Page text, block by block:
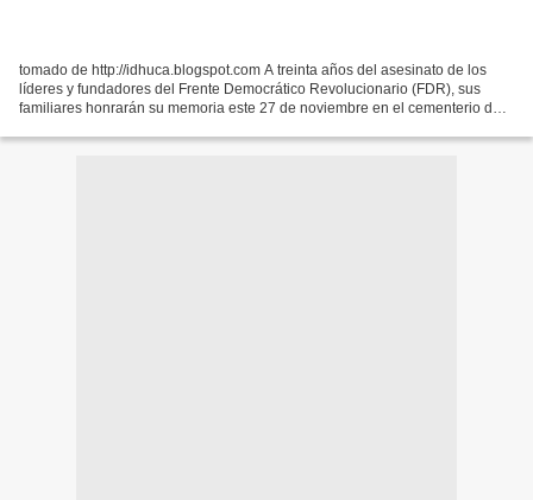
tomado de http://idhuca.blogspot.com A treinta años del asesinato de los
líderes y fundadores del Frente Democrático Revolucionario (FDR), sus
familiares honrarán su memoria este 27 de noviembre en el cementerio de